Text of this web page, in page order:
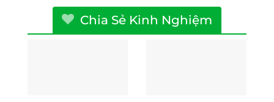
Chia Sẻ Kinh Nghiệm